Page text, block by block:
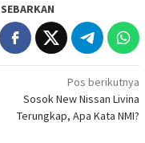
SEBARKAN
Pos berikutnya
Sosok New Nissan Livina
Terungkap, Apa Kata NMI?